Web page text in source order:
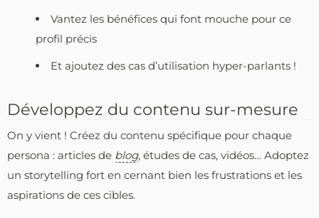
Vantez les bénéfices qui font mouche pour ce
profil précis
Et ajoutez des cas d’utilisation hyper-parlants !
Développez du contenu sur-mesure
On y vient ! Créez du contenu spécifique pour chaque
persona : articles de blog, études de cas, vidéos… Adoptez
un storytelling fort en cernant bien les frustrations et les
aspirations de ces cibles.